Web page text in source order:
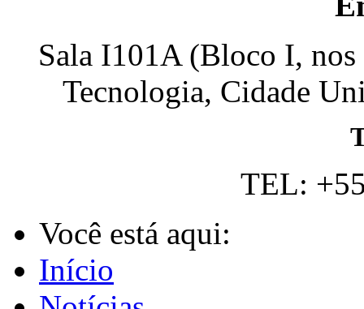
Sala I101A (Bloco I,
Tecnologia, Cidade
TEL:
Você está aqui:
Início